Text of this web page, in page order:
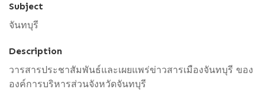
Subject
จันทบุรี
Description
วารสารประชาสัมพันธ์และเผยแพร่ข่าวสารเมืองจันทบุรี ของ
องค์การบริหารส่วนจังหวัดจันทบุรี